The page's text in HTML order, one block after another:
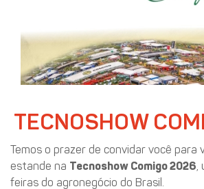
TECNOSHOW
Temos o prazer de convidar você para
estande na Tecnoshow Comigo 2026,
feiras do agronegócio do Brasil.